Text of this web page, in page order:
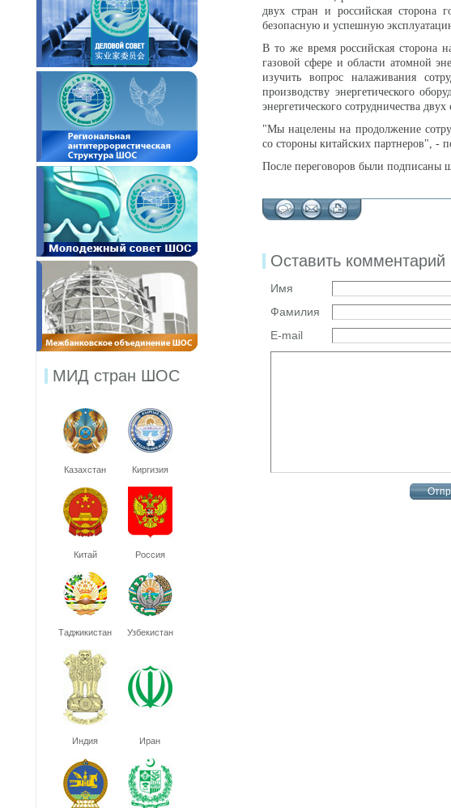
МИД стран ШОС
Казахстан Киргизия
Китай Россия
Таджикистан Узбекистан
Индия Иран
двух стран и российская сторона
безопасную и успешную
В то же время российская сторона
газовой сфере и области атомной
изучить вопрос налаживания
производству энергетического
энергетического сотрудничества двух
"Мы нацелены на продолжение
со стороны китайских партнеров", -
После переговоров были подписаны
Оставить комментарий
Имя
Фамилия
E-mail